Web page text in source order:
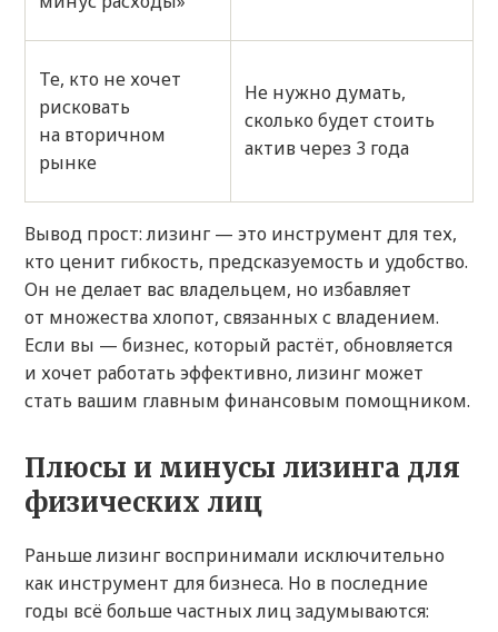
Те, кто не хочет
рисковать
на вторичном
рынке
Не нужно думать,
сколько будет стоить
актив через 3 года
Вывод прост: лизинг — это инструмент для тех,
кто ценит гибкость, предсказуемость и удобство.
Он не делает вас владельцем, но избавляет
от множества хлопот, связанных с владением.
Если вы — бизнес, который растёт, обновляется
и хочет работать эффективно, лизинг может
стать вашим главным финансовым помощником.
Плюсы и минусы лизинга для
физических лиц
Раньше лизинг воспринимали исключительно
как инструмент для бизнеса. Но в последние
годы всё больше частных лиц задумываются: